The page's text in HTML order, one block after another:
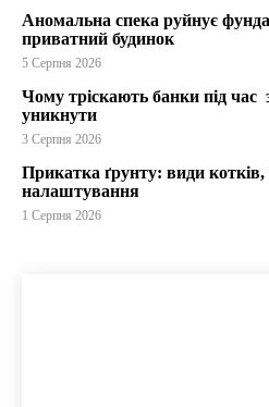
Аномальна спека руйнує
приватний будинок
5 Серпня 2026
Чому тріскають банки під час
уникнути
3 Серпня 2026
Прикатка ґрунту: види
налаштування
1 Серпня 2026